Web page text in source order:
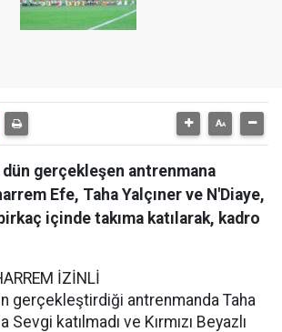
gerçekleşen antrenmana
Efe, Taha Yalçıner ve N'Diaye,
içinde takıma katılarak, kadro
İZİNLİ
gerçekleştirdiği antrenmanda Taha
Sevgi katılmadı ve Kırmızı Beyazlı